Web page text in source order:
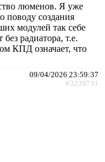
люменов. Я уже
поводу создания
модулей так себе
радиатора, т.е.
КПД означает, что
09/04/2026 23:59:37
#3239731